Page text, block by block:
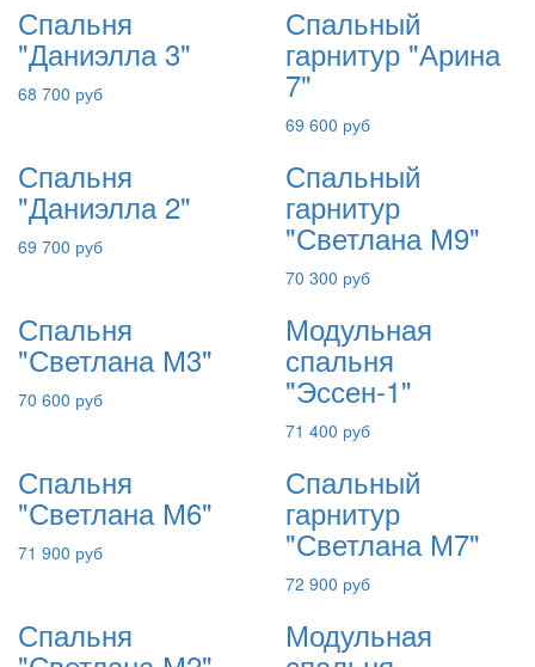
Спальня
"Даниэлла 3"
68 700 руб
Спальный
гарнитур "Арина
7"
69 600 руб
Спальня
"Даниэлла 2"
69 700 руб
Спальный
гарнитур
"Светлана М9"
70 300 руб
Спальня
"Светлана М3"
70 600 руб
Модульная
спальня
"Эссен-1"
71 400 руб
Спальня
"Светлана М6"
71 900 руб
Спальный
гарнитур
"Светлана М7"
72 900 руб
Спальня Модульная